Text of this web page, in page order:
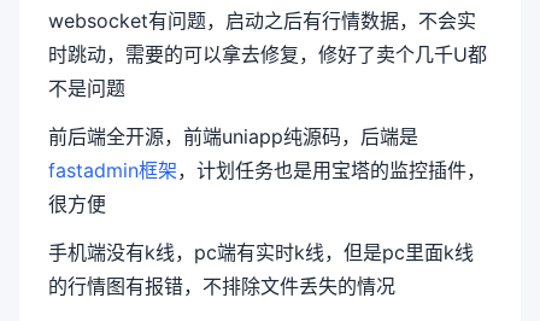
websocket有问题，启动之后有行情数据，不会实
时跳动，需要的可以拿去修复，修好了卖个几千U都
不是问题
前后端全开源，前端uniapp纯源码，后端是
fastadmin框架，计划任务也是用宝塔的监控插件，
很方便
手机端没有k线，pc端有实时k线，但是pc里面k线
的行情图有报错，不排除文件丢失的情况